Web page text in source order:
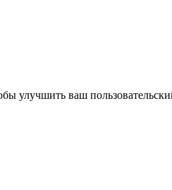
улучшить ваш